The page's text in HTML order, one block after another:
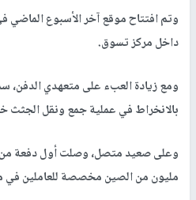
وتم افتتاح موقع آخر الأسبوع الماضي
داخل مركز تسوق.
ومع زيادة العبء على متعهدي
بالانخراط في عملية جمع ونقل الجثث
مليون من الصين مخصصة للعاملين في